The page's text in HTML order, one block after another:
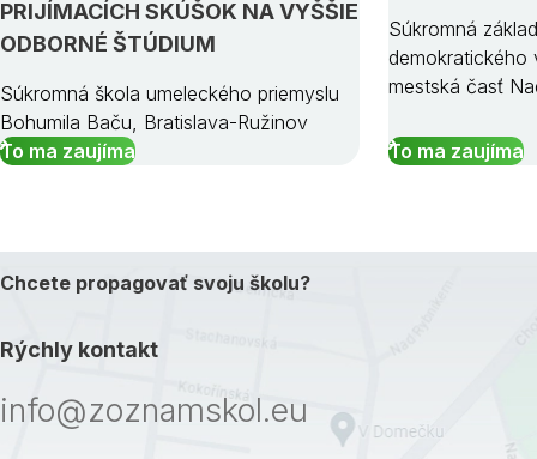
PRIJÍMACÍCH SKÚŠOK NA VYŠŠIE
ODBORNÉ ŠTÚDIUM
Súkromná škola umeleckého priemyslu
Bohumila Baču, Bratislava-Ružinov
To ma zaujíma
Súkromná
demokratického
mestská časť
To ma zaujíma
Chcete propagovať svoju školu?
Rýchly kontakt
info@zoznamskol.eu